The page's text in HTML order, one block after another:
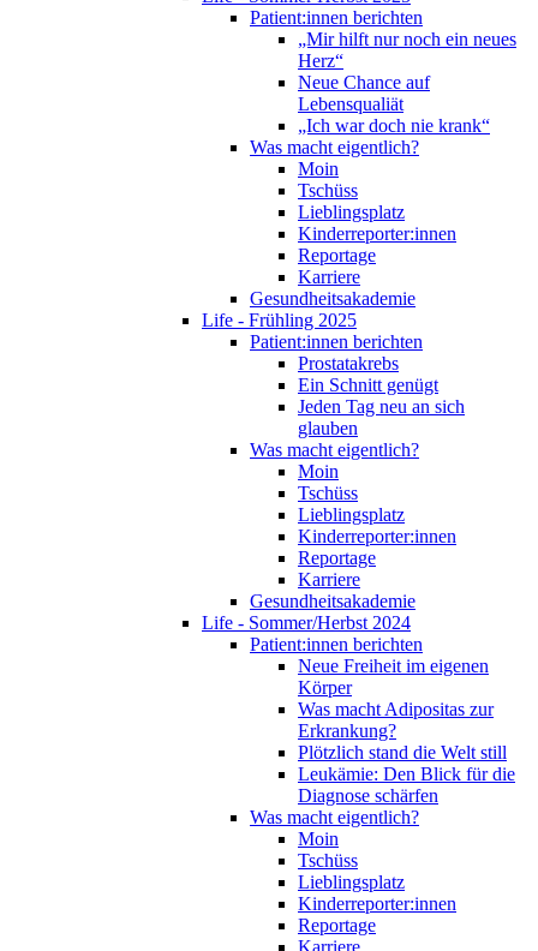
Patient:innen berichten
„Mir hilft nur noch ein neues
Herz“
Neue Chance auf
Lebensqualiät
„Ich war doch nie krank“
Was macht eigentlich?
Moin
Tschüss
Lieblingsplatz
Kinderreporter:innen
Reportage
Karriere
Gesundheitsakademie
Life - Frühling 2025
Patient:innen berichten
Prostatakrebs
Ein Schnitt genügt
Jeden Tag neu an sich
glauben
Was macht eigentlich?
Moin
Tschüss
Lieblingsplatz
Kinderreporter:innen
Reportage
Karriere
Gesundheitsakademie
Life - Sommer/Herbst 2024
Patient:innen berichten
Neue Freiheit im eigenen
Körper
Was macht Adipositas zur
Erkrankung?
Plötzlich stand die Welt still
Leukämie: Den Blick für die
Diagnose schärfen
Was macht eigentlich?
Moin
Tschüss
Lieblingsplatz
Kinderreporter:innen
Reportage
Karriere